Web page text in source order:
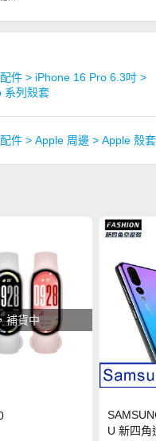
件 > iPhone 16 Pro 6.3吋 >
系列殼套
件 > Apple 周邊 > Apple 殼套
補貨中
U 新四角